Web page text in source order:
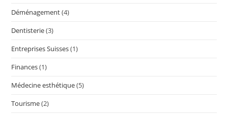
Déménagement(4)
Dentisterie(3)
Entreprises Suisses(1)
Finances(1)
Médecine esthétique(5)
Tourisme(2)